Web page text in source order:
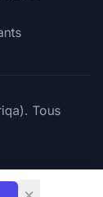
Tous